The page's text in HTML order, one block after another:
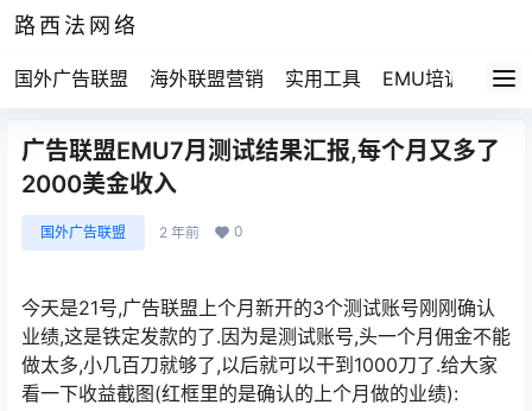
路西法网络
国外广告联盟 海外联盟营销 实用工具 EMU培训 路
广告联盟EMU7月测试结果汇报,每个月又多了
2000美金收入
国外广告联盟 2 年前 0
今天是21号,广告联盟上个月新开的3个测试账号刚刚确认
业绩,这是铁定发款的了.因为是测试账号,头一个月佣金不能
做太多,小几百刀就够了,以后就可以干到1000刀了.给大家
看一下收益截图(红框里的是确认的上个月做的业绩):